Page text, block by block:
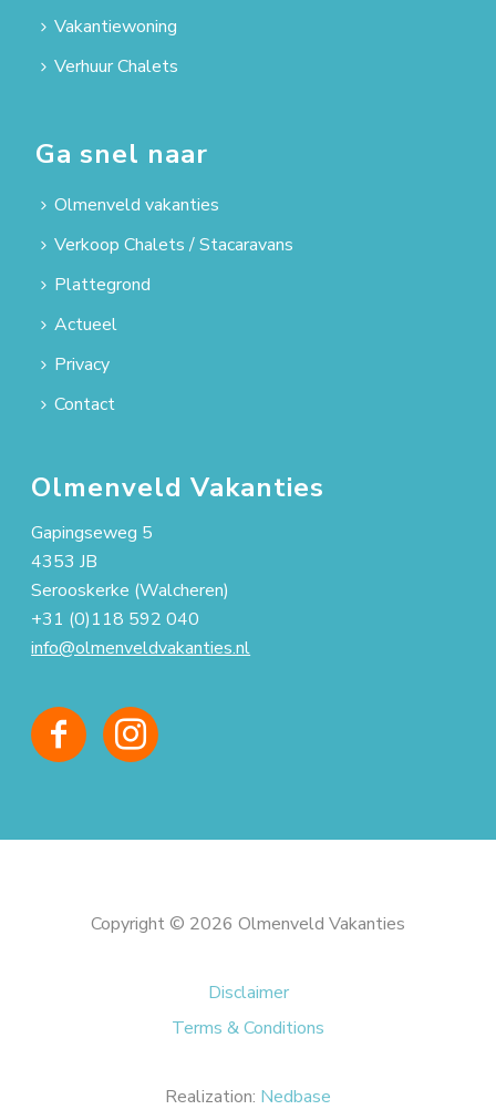
Vakantiewoning
Verhuur Chalets
Ga snel naar
Olmenveld vakanties
Verkoop Chalets / Stacaravans
Plattegrond
Actueel
Privacy
Contact
Olmenveld Vakanties
Gapingseweg 5
4353 JB
Serooskerke (Walcheren)
+31 (0)118 592 040
info@olmenveldvakanties.nl
Copyright © 2026 Olmenveld Vakanties
Disclaimer
Terms & Conditions
Realization: Nedbase